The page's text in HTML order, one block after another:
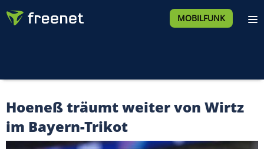
MOBILFUNK
Hoeneß träumt weiter von Wirtz
im Bayern-Trikot